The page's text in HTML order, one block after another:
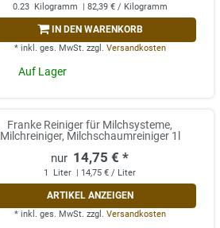
0.23 Kilogramm | 82,39 € / Kilogramm
IN DEN WARENKORB
* inkl. ges. MwSt. zzgl. Versandkosten
Auf Lager
Franke Reiniger für Milchsysteme,
Milchreiniger, Milchschaumreiniger 1l
14,75 € *
1 Liter | 14,75 € / Liter
ARTIKEL ANZEIGEN
* inkl. ges. MwSt. zzgl. Versandkosten